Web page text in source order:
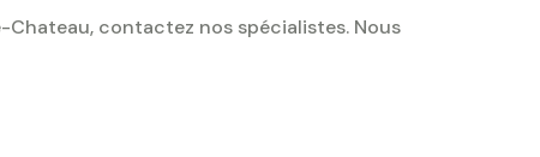
contactez nos spécialistes. Nous